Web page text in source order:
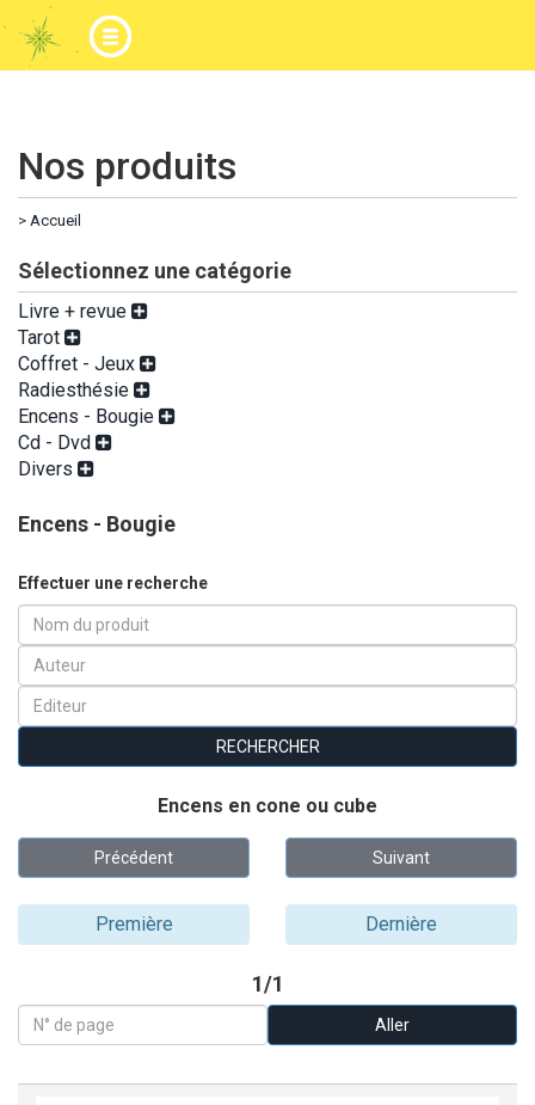
Nos produits
> Accueil
Sélectionnez une catégorie
Livre + revue
Tarot
Coffret - Jeux
Radiesthésie
Encens - Bougie
Cd - Dvd
Divers
Encens - Bougie
Effectuer une recherche
Encens en cone ou cube
Précédent Suivant
Première Dernière
1/1